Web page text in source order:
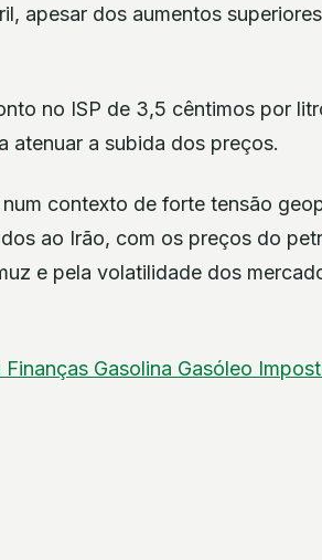
apesar dos aumentos
no ISP de 3,5 cêntimos por
atenuar a subida dos preços.
contexto de forte tensão
ao Irão, com os preços do
e pela volatilidade dos
Finanças Gasolina Gasóleo